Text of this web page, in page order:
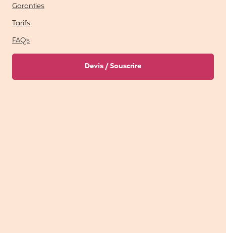
Garanties
Tarifs
FAQs
Devis / Souscrire